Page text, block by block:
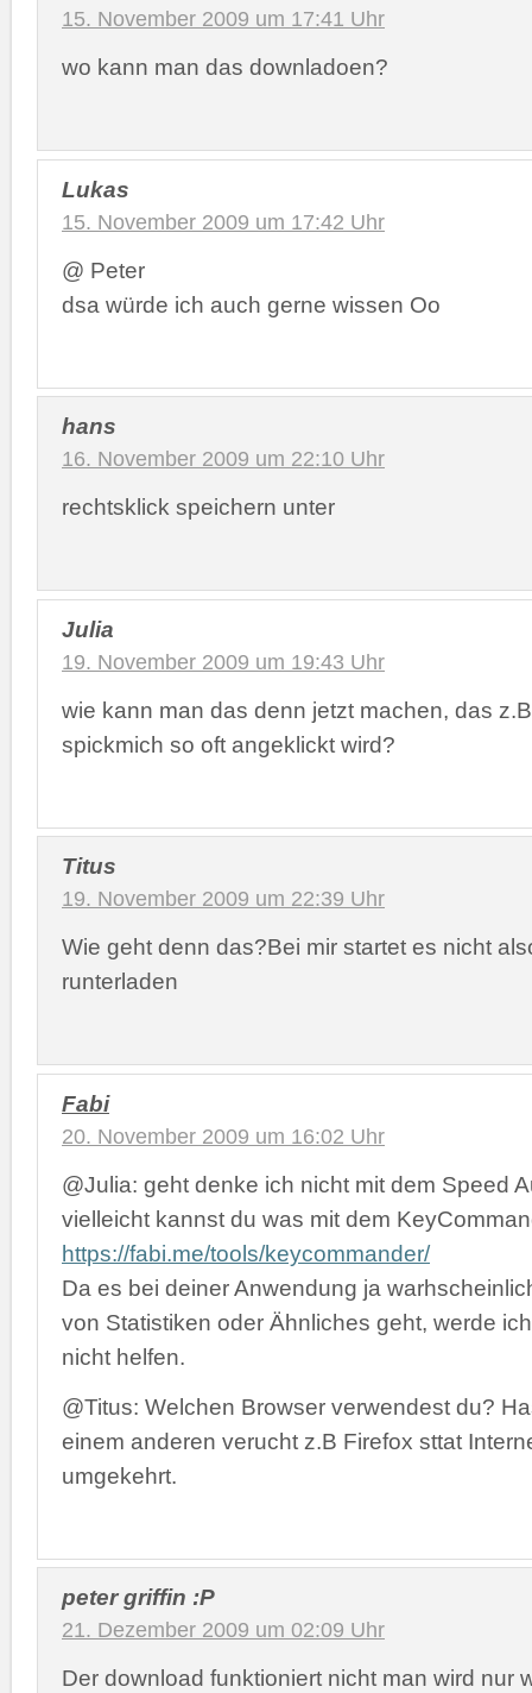
15. November 2009 um 17:41 Uhr
wo kann man das downladoen?
Lukas
15. November 2009 um 17:42 Uhr
@ Peter
dsa würde ich auch gerne wissen Oo
hans
16. November 2009 um 22:10 Uhr
rechtsklick speichern unter
Julia
19. November 2009 um 19:43 Uhr
wie kann man das denn jetzt machen, das
spickmich so oft angeklickt wird?
Titus
19. November 2009 um 22:39 Uhr
Wie geht denn das?Bei mir startet es nicht
runterladen
Fabi
20. November 2009 um 16:02 Uhr
@Julia: geht denke ich nicht mit dem Speed
vielleicht kannst du was mit dem
https://fabi.me/tools/keycommander/
Da es bei deiner Anwendung ja
von Statistiken oder Ähnliches geht, werde
nicht helfen.
@Titus: Welchen Browser verwendest du?
einem anderen verucht z.B Firefox sttat
umgekehrt.
peter griffin :P
21. Dezember 2009 um 02:09 Uhr
Der download funktioniert nicht man wird nur